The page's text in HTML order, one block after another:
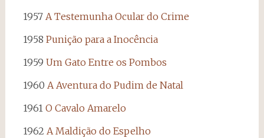
1957 A Testemunha Ocular do Crime
1958 Punição para a Inocência
1959 Um Gato Entre os Pombos
1960 A Aventura do Pudim de Natal
1961 O Cavalo Amarelo
1962 A Maldição do Espelho